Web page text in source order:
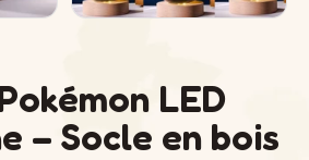
LED
– Socle en bois